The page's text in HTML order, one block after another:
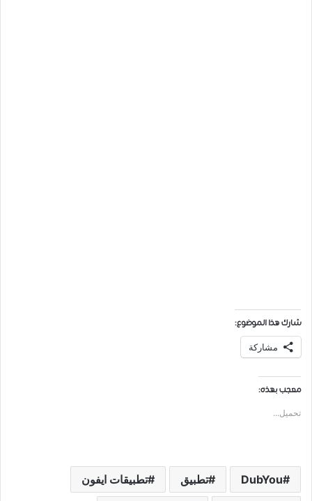
شارك هذا الموضوع:
مشاركة
معجب بهذه:
تحميل...
DubYou تطبيق تطبيقات ايفون